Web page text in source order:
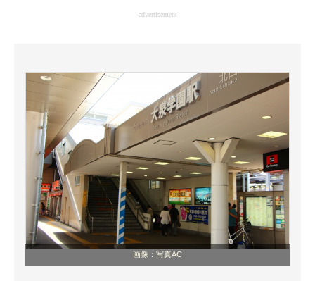
モノづくり技術者専門サイト
エレクトロニクス専門サイト
電子設計の基本と応用
エネルギーの専門メディア
建設×テクノロジーの最前線
ちょっと気になるネットの話題
advertisement
画像：写真AC